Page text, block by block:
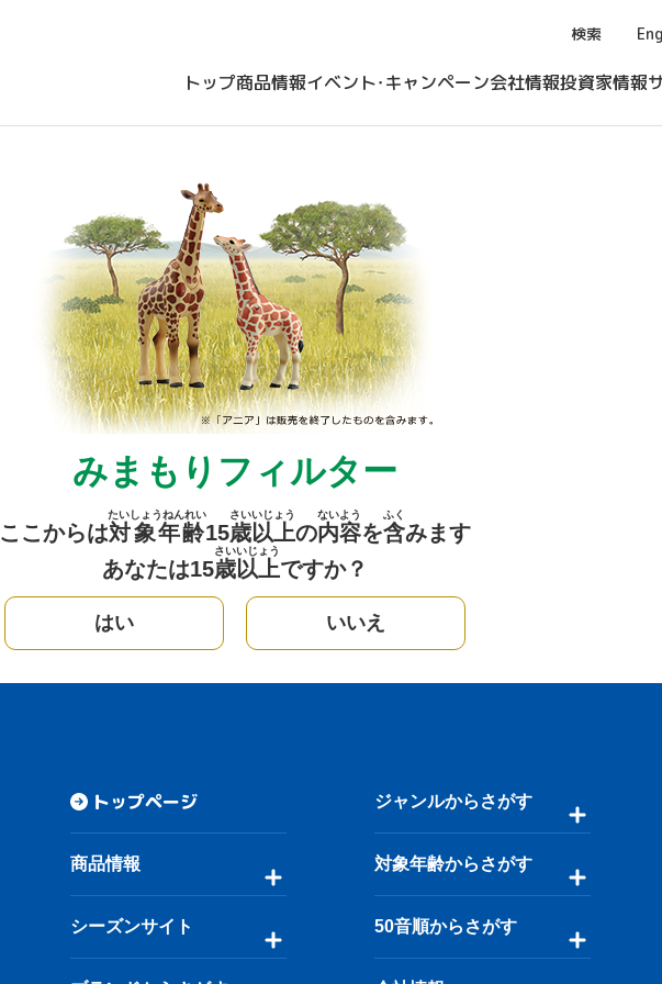
検索
トップ商品情報イベント・キャンペーン会社情報投資家情報
みまもりフィルター
ここからは対象年齢
たいしょうねんれい
15歳
さい
以上
いじょう
の内容
ないよう
を含
ふく
みます
あなたは15歳
さい
以上
いじょう
ですか？
はい いいえ
トップページ
商品情報
シーズンサイト
ジャンルからさがす
対象年齢からさがす
50音順からさがす